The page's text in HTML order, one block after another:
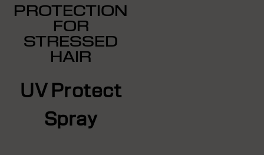
PROTECTION
FOR
STRESSED
HAIR
UV Protect
Spray